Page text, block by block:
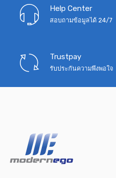
Help Center
สอบถามข้อมูลได้ 24/7
Trustpay
รับประกันความพึงพอใจ